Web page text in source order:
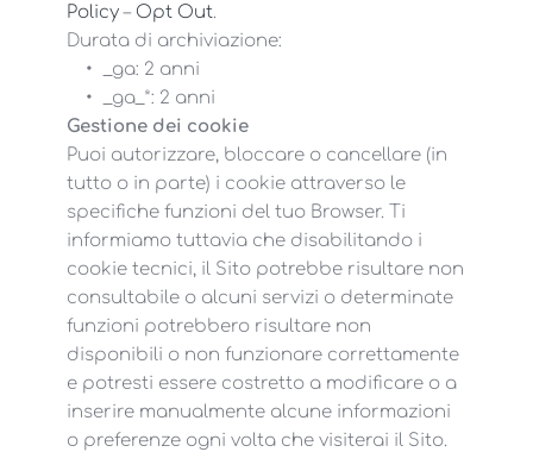
Policy– Opt Out.
Durata di archiviazione:
_ga: 2 anni
_ga_*: 2 anni
Gestione dei cookie
Puoi autorizzare, bloccare o cancellare (in
tutto o in parte) i cookie attraverso le
specifiche funzioni del tuo Browser. Ti
informiamo tuttavia che disabilitando i
cookie tecnici, il Sito potrebbe risultare non
consultabile o alcuni servizi o determinate
funzioni potrebbero risultare non
disponibili o non funzionare correttamente
e potresti essere costretto a modificare o a
inserire manualmente alcune informazioni
o preferenze ogni volta che visiterai il Sito.